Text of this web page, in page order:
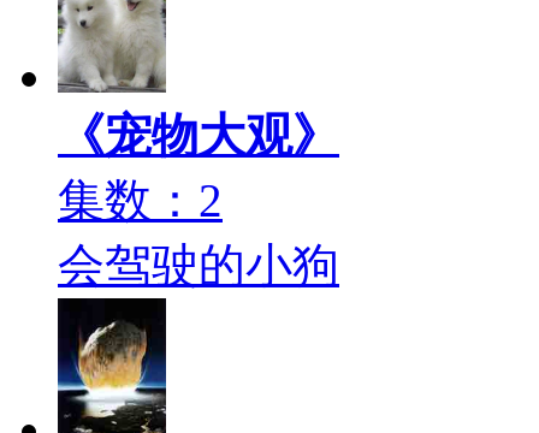
《宠物大观》
集数：2
会驾驶的小狗